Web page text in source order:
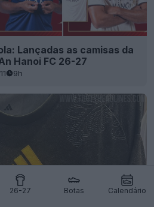
26-27 Botas Calendário
Lançadas as camisas da
Hanoi FC 26-27
9h